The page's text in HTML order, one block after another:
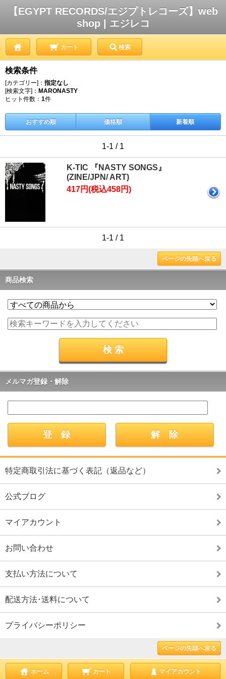
【EGYPT RECORDS/エジプトレコーズ】web
shop | エジレコ
カート 検索
検索条件
[カテゴリー]： 指定なし
[検索文字]： MARONASTY
ヒット件数： 1件
おすすめ順 価格順 新着順
1-1 / 1
K-TIC 『NASTY SONGS』
(ZINE/JPN/ ART)
417円(税込458円)
1-1 / 1
ページの先頭へ戻る
商品検索
メルマガ登録・解除
特定商取引法に基づく表記（返品など）
公式ブログ
マイアカウント
お問い合わせ
支払い方法について
配送方法･送料について
プライバシーポリシー
ページの先頭へ戻る
ホーム カート マイアカウント